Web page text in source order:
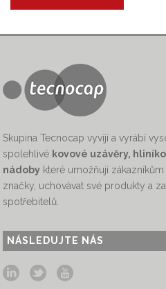
Skupina Tecnocap vyvíjí a vyrábí
spolehlivé kovové uzávěry,
nádoby které umožňují
značky, uchovávat své produkty a
spotřebitelů.
NÁSLEDUJTE NÁS